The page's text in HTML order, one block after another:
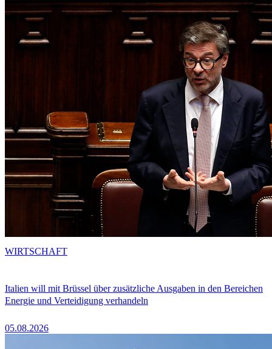
Italien will mit Brüssel über zusätzliche Ausgaben in den Bereichen
Energie und Verteidigung verhandeln
05.08.2026
WIRTSCHAFT